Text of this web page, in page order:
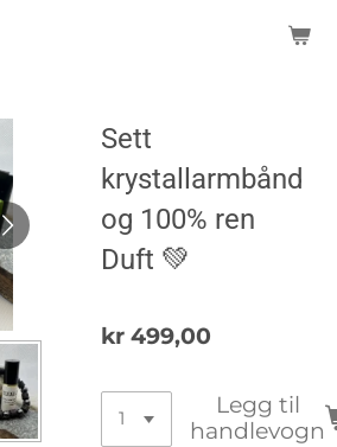
Sett
krystallarmbånd
og 100% ren
Duft 💚
kr 499,00
Legg til
handlevogn